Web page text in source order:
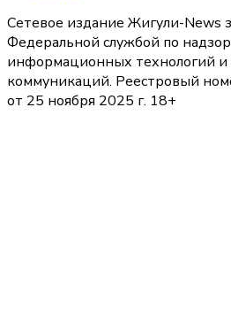
Сетевое издание Жигули-News
Федеральной службой по
информационных технологий и
коммуникаций. Реестровый
от 25 ноября 2025 г. 18+